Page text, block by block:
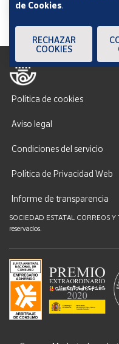
Política de cookies
Aviso legal
Condiciones del servicio
Política de Privacidad Web
Informe de transparencia
SOCIEDAD ESTATAL CORREOS Y
reservados.
de Cookies.
RECHAZAR
COOKIES